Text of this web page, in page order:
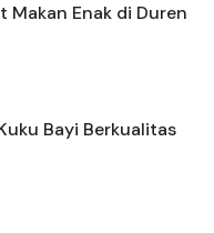
Makan Enak di Duren
Bayi Berkualitas